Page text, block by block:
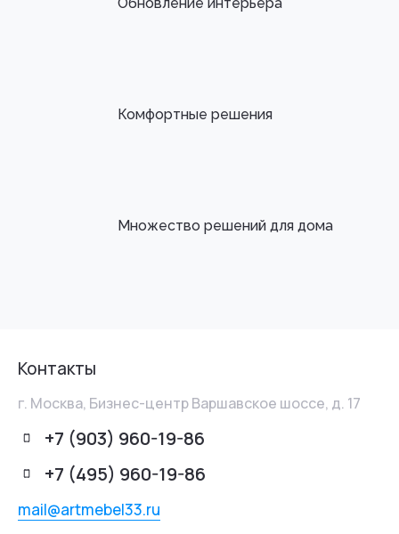
Комфортные решения
Множество решений для дома
Контакты
г. Москва, Бизнес-центр Варшавское шоссе, д. 17
+7 (903) 960-19-86
+7 (495) 960-19-86
mail@artmebel33.ru